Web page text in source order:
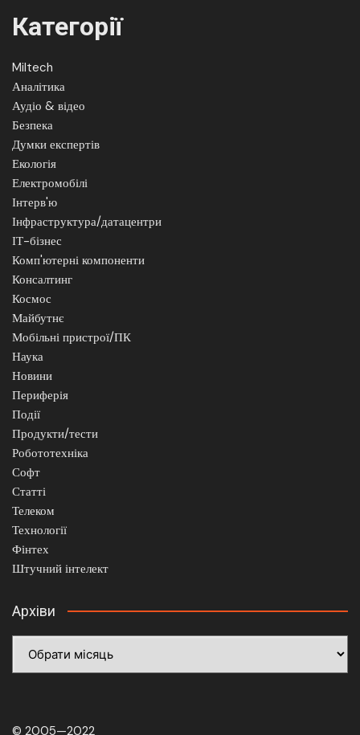
Категорії
Miltech
Аналітика
Аудіо & відео
Безпека
Думки експертів
Екологія
Електромобілі
Інтерв'ю
Інфраструктура/датацентри
ІТ-бізнес
Комп'ютерні компоненти
Консалтинг
Космос
Майбутнє
Мобільні пристрої/ПК
Наука
Новини
Периферія
Події
Продукти/тести
Робототехніка
Софт
Статті
Телеком
Технології
Фінтех
Штучний інтелект
Архіви
© 2005—2022